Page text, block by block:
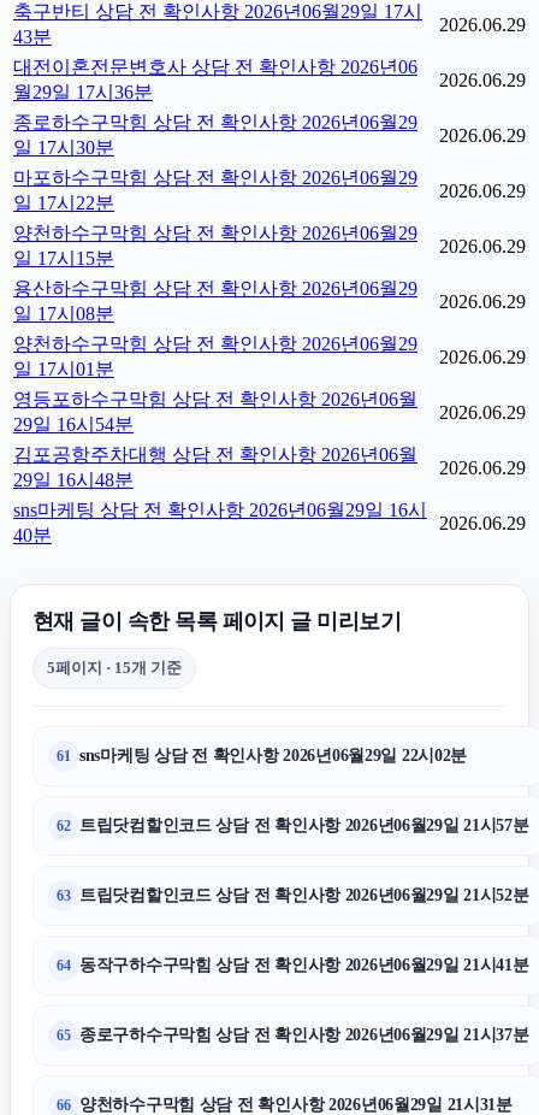
축구반티 상담 전 확인사항 2026년06월29일 17시
43분
2026.06.29
대전이혼전문변호사 상담 전 확인사항 2026년06
월29일 17시36분
2026.06.29
종로하수구막힘 상담 전 확인사항 2026년06월29
일 17시30분
2026.06.29
마포하수구막힘 상담 전 확인사항 2026년06월29
일 17시22분
2026.06.29
양천하수구막힘 상담 전 확인사항 2026년06월29
일 17시15분
2026.06.29
용산하수구막힘 상담 전 확인사항 2026년06월29
일 17시08분
2026.06.29
양천하수구막힘 상담 전 확인사항 2026년06월29
일 17시01분
2026.06.29
영등포하수구막힘 상담 전 확인사항 2026년06월
29일 16시54분
2026.06.29
김포공항주차대행 상담 전 확인사항 2026년06월
29일 16시48분
2026.06.29
sns마케팅 상담 전 확인사항 2026년06월29일 16시
40분
2026.06.29
현재 글이 속한 목록 페이지 글 미리보기
5페이지 · 15개 기준
61 sns마케팅 상담 전 확인사항 2026년06월29일 22시02분
62 트립닷컴할인코드 상담 전 확인사항 2026년06월29일 21시57분
63 트립닷컴할인코드 상담 전 확인사항 2026년06월29일 21시52분
64 동작구하수구막힘 상담 전 확인사항 2026년06월29일 21시41분
65 종로구하수구막힘 상담 전 확인사항 2026년06월29일 21시37분
66 양천하수구막힘 상담 전 확인사항 2026년06월29일 21시31분